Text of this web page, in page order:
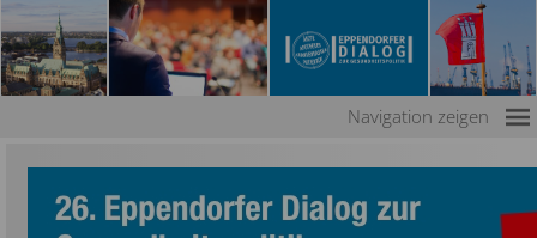
Navigation zeigen
Eppendorfer Dialog
Referenzen
Veranstaltungen